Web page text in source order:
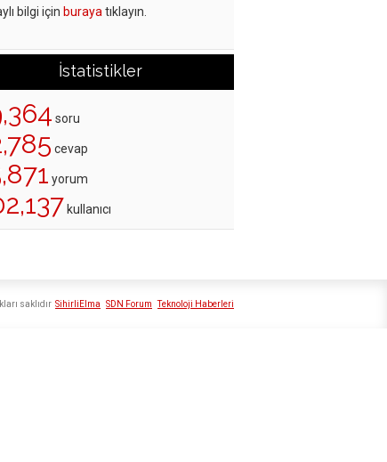
bilgi için buraya tıklayın.
İstatistikler
soru
cevap
yorum
kullanıcı
SihirliElma SDN Forum Teknoloji Haberleri
saklıdır